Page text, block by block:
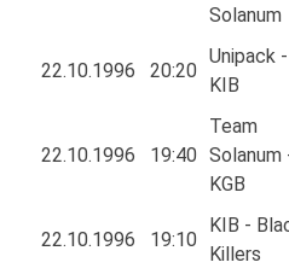
Solanum
22.10.1996 20:20
Unipack -
KIB
22.10.1996 19:40
Team
Solanum
KGB
22.10.1996 19:10
KIB -
Killers